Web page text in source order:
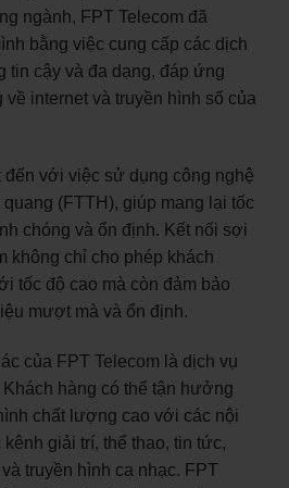
ngành, FPT Telecom đã
bằng việc cung cấp các dịch
tin cậy và đa dạng, đáp ứng
về internet và truyền hình số của
đến với việc sử dụng công nghệ
(FTTH), giúp mang lại tốc
chóng và ổn định. Kết nối sợi
không chỉ cho phép khách
tốc độ cao mà còn đảm bảo
mượt mà và ổn định.
của FPT Telecom là dịch vụ
hàng có thể tận hưởng
chất lượng cao với các nội
giải trí, thể thao, tin tức,
truyền hình ca nhạc. FPT